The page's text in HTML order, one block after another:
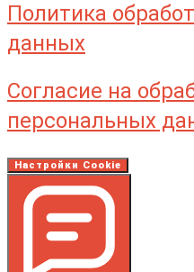
Политика
данных
Согласие на
персональных
Настройки Cookie